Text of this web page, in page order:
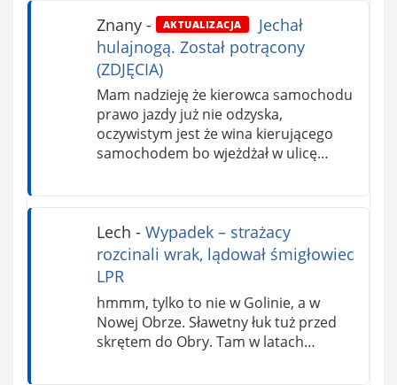
Znany- AKTUALIZACJA
Jechał
hulajnogą. Został potrącony
(ZDJĘCIA)
Mam nadzieję że kierowca samochodu
prawo jazdy już nie odzyska,
oczywistym jest że wina kierującego
samochodem bo wjeżdżał w ulicę…
Lech - Wypadek – strażacy
rozcinali wrak, lądował śmigłowiec
LPR
hmmm, tylko to nie w Golinie, a w
Nowej Obrze. Sławetny łuk tuż przed
skrętem do Obry. Tam w latach…